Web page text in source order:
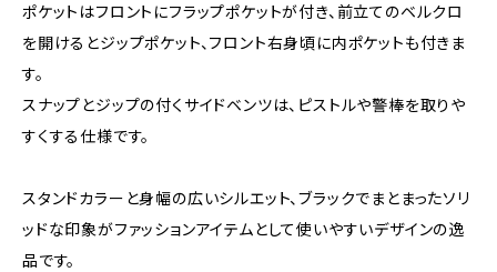
ポケットはフロントにフラップポケットが付き、前立てのベルクロ
を開けるとジップポケット、フロント右身頃に内ポケットも付きま
す。
スナップとジップの付くサイドベンツは、ピストルや警棒を取りや
すくする仕様です。
スタンドカラーと身幅の広いシルエット、ブラックでまとまったソリ
ッドな印象がファッションアイテムとして使いやすいデザインの逸
品です。